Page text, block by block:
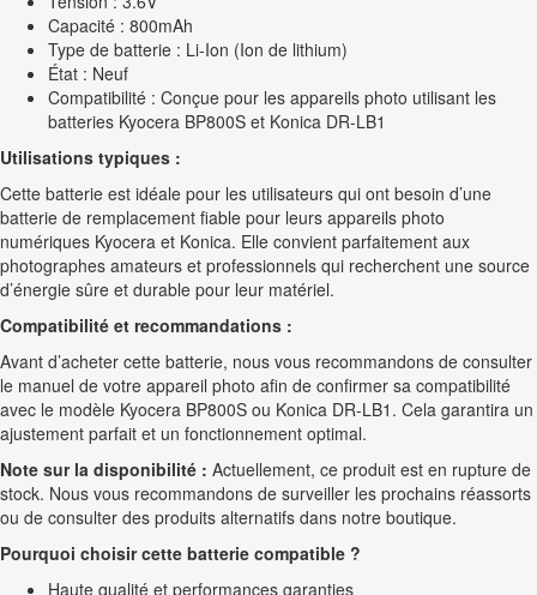
Capacité : 800mAh
Type de batterie : Li-Ion (Ion de lithium)
État : Neuf
Compatibilité : Conçue pour les appareils photo utilisant les
batteries Kyocera BP800S et Konica DR-LB1
Utilisations typiques :
Cette batterie est idéale pour les utilisateurs qui ont besoin d’une
batterie de remplacement fiable pour leurs appareils photo
numériques Kyocera et Konica. Elle convient parfaitement aux
photographes amateurs et professionnels qui recherchent une source
d’énergie sûre et durable pour leur matériel.
Compatibilité et recommandations :
Avant d’acheter cette batterie, nous vous recommandons de consulter
le manuel de votre appareil photo afin de confirmer sa compatibilité
avec le modèle Kyocera BP800S ou Konica DR-LB1. Cela garantira un
ajustement parfait et un fonctionnement optimal.
Note sur la disponibilité : Actuellement, ce produit est en rupture de
stock. Nous vous recommandons de surveiller les prochains réassorts
ou de consulter des produits alternatifs dans notre boutique.
Pourquoi choisir cette batterie compatible ?
Haute qualité et performances garanties